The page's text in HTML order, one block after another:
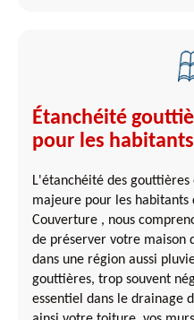
Étanchéité
pour les
L'étanchéité des
majeure pour les habitants
Couverture , nous
de préserver votre maison
dans une région aussi
gouttières, trop souvent
essentiel dans le drainage